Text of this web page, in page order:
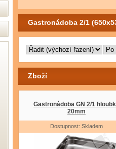
Gastronádoba 2/1
Zboží
Gastronádoba GN 2/1
20mm
Dostupnost: Skladem